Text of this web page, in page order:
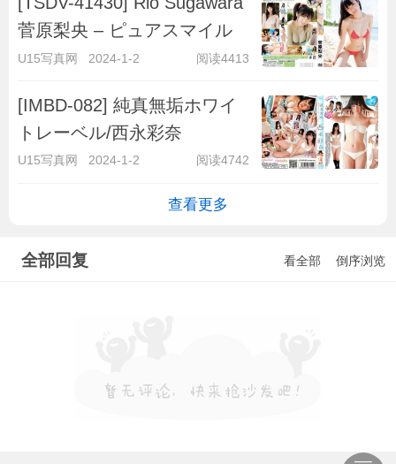
菅原梨央 – ピュアスマイル
U15写真网 2024-1-2 阅读4413
[IMBD-082] 純真無垢ホワイ
トレーベル/西永彩奈
U15写真网 2024-1-2 阅读4742
查看更多
全部回复 看全部 倒序浏览